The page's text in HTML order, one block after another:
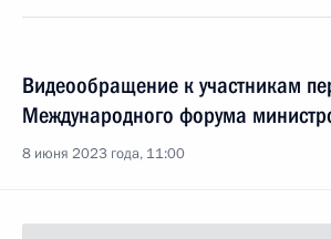
Видеообращение к участникам
Международного форума
8 июня 2023 года, 11:00